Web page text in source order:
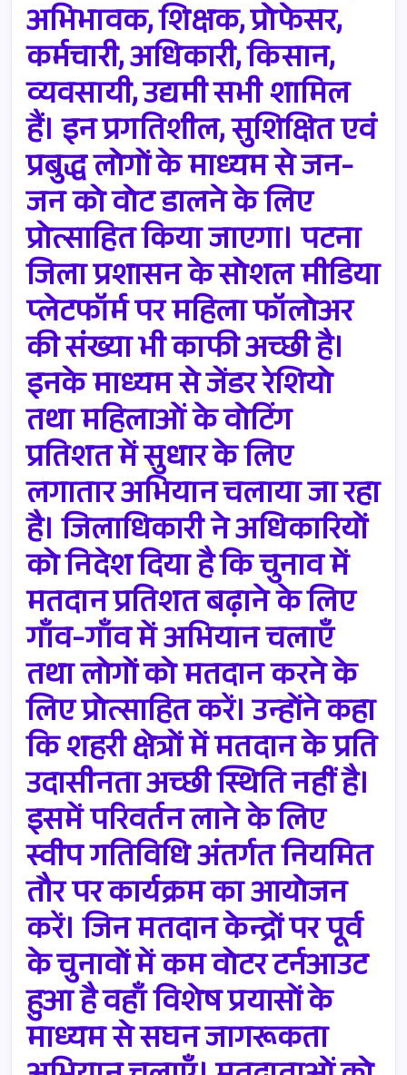
अभिभावक, शिक्षक, प्रोफेसर,
कर्मचारी, अधिकारी, किसान,
व्यवसायी, उद्यमी सभी शामिल
हैं। इन प्रगतिशील, सुशिक्षित एवं
प्रबुद्ध लोगों के माध्यम से जन-
जन को वोट डालने के लिए
प्रोत्साहित किया जाएगा। पटना
जिला प्रशासन के सोशल मीडिया
प्लेटफॉर्म पर महिला फॉलोअर
की संख्या भी काफी अच्छी है।
इनके माध्यम से जेंडर रेशियो
तथा महिलाओं के वोटिंग
प्रतिशत में सुधार के लिए
लगातार अभियान चलाया जा रहा
है। जिलाधिकारी ने अधिकारियों
को निदेश दिया है कि चुनाव में
मतदान प्रतिशत बढ़ाने के लिए
गाँव-गाँव में अभियान चलाएँ
तथा लोगों को मतदान करने के
लिए प्रोत्साहित करें। उन्होंने कहा
कि शहरी क्षेत्रों में मतदान के प्रति
उदासीनता अच्छी स्थिति नहीं है।
इसमें परिवर्तन लाने के लिए
स्वीप गतिविधि अंतर्गत नियमित
तौर पर कार्यक्रम का आयोजन
करें। जिन मतदान केन्द्रों पर पूर्व
के चुनावों में कम वोटर टर्नआउट
हुआ है वहाँ विशेष प्रयासों के
माध्यम से सघन जागरूकता